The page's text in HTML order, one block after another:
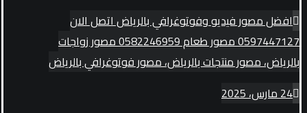
افضل مصور فيديو وفوتوغرافي بالرياض اتصل الان
0597447127 مصور طعام 0582246959 مصور زواجات
بالرياض، مصور منتجات بالرياض، مصور فوتوغرافي بالرياض
24 مارس، 2025